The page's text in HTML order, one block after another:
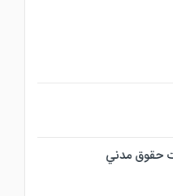
حقوق مدني